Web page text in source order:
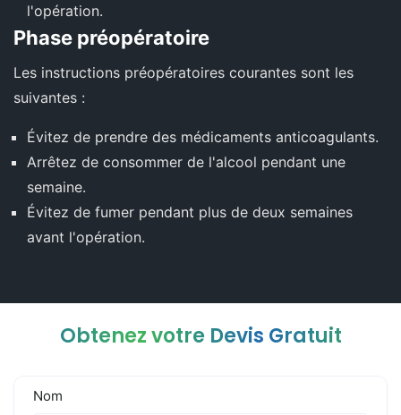
l'opération.
Phase préopératoire
Les instructions préopératoires courantes sont les
suivantes :
Évitez de prendre des médicaments anticoagulants.
Arrêtez de consommer de l'alcool pendant une
semaine.
Évitez de fumer pendant plus de deux semaines
avant l'opération.
Obtenez votre Devis Gratuit